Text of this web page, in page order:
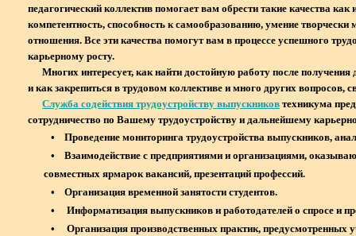
педагогический коллектив помогает вам обрести такие качества
компетентность, способность к самообразованию, умение
отношения. Все эти качества помогут вам в процессе успешного
карьерному росту.
Многих интересует, как найти достойную работу после
и как закрепиться в трудовом коллективе и много других
Служба содействия трудоустройству выпускников техникума
сотрудничество по Вашему трудоустройству и дальнейшему
• Проведение мониторинга трудоустройства выпускников,
• Взаимодействие с предприятиями и организациями,
совместных ярмарок вакансий, презентаций профессий.
• Организация временной занятости студентов.
• Информатизация выпускников и работодателей о спросе и
• Организация производственных практик, предусмотренных